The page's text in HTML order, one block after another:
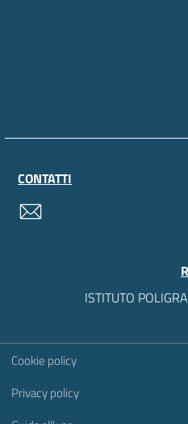
CONTATTI
ISTITUTO
Sezione Link Utili
Cookie policy
Privacy policy